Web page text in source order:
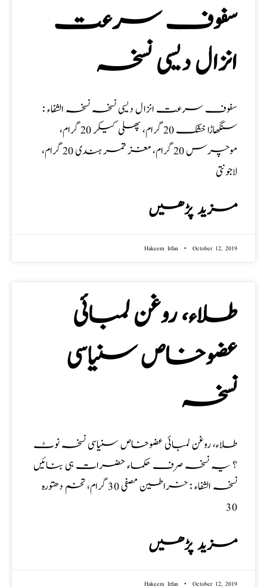
سفوف سرعت
انزال دیسی نسخہ
سفوف سرعت انزال دیسی نسخہ نسخہ الشفاء :
سنگھاڑا خشک 20 گرام، پھلی کیکر 20 گرام،
موچرس 20 گرام، مغز تمر ہندی 20 گرام،
لاجونتی
مزید پڑھیں
Hakeem Irfan October 12, 2019
طلاء، روغن لمبائی
عضوخاص سنیاسی
نسخہ
طلاء، روغن لمبائی عضوخاص سنیاسی نسخہ نوٹ
؟ یہ نسخہ صرف حکماء حضرات ہی بنائیں
نسخہ الشفاء : خراطین مصفی 30 گرام، تخم دھتورہ
30
مزید پڑھیں
Hakeem Irfan October 12, 2019